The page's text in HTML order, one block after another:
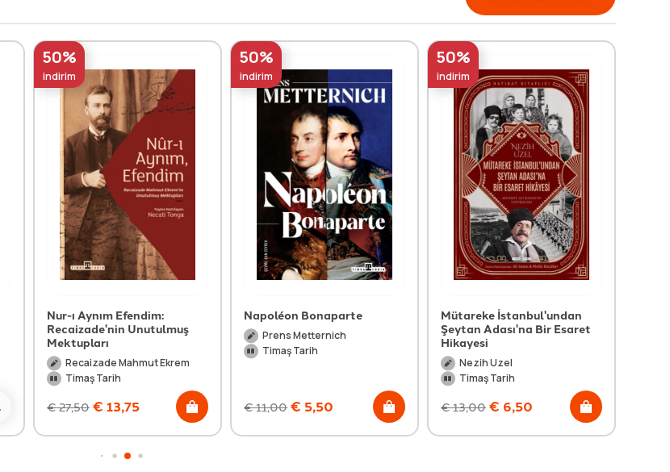
50%
indirim
Nur-ı Aynım Efendim:
Recaizade'nin Unutulmuş
Mektupları
Recaizade Mahmut Ekrem
Timaş Tarih
€27,50 € 13,75
50%
indirim
Napoléon Bonaparte
Prens Metternich
Timaş Tarih
€11,00 € 5,50
50%
indirim
Mütareke İstanbul'undan
Şeytan Adası'na Bir Esaret
Hikayesi
Nezih Uzel
Timaş Tarih
€13,00 € 6,50